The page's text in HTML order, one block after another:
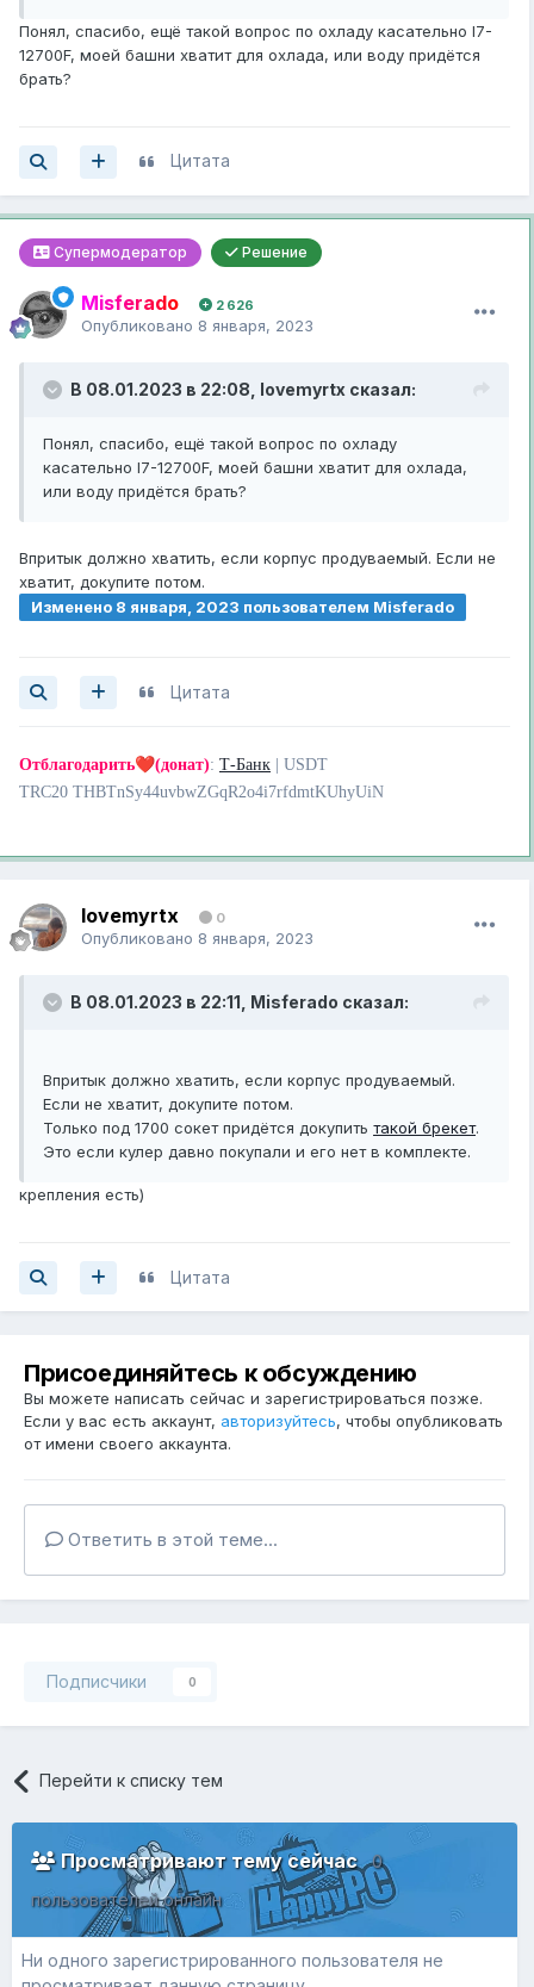
Понял, спасибо, ещё такой вопрос по охладу касательно I7-
12700F, моей башни хватит для охлада, или воду придётся
брать?
Цитата
Супермодератор Решение
Misferado 2 626
Опубликовано 8 января, 2023
В 08.01.2023 в 22:08, lovemyrtx сказал:
Понял, спасибо, ещё такой вопрос по охладу
касательно I7-12700F, моей башни хватит для охлада,
или воду придётся брать?
Впритык должно хватить, если корпус продуваемый. Если не
хватит, докупите потом.
Изменено 8 января, 2023 пользователем Misferado
Цитата
Отблагодарить❤️(донат): Т-Банк | USDT
TRC20 THBTnSy44uvbwZGqR2o4i7rfdmtKUhyUiN
lovemyrtx 0
Опубликовано 8 января, 2023
В 08.01.2023 в 22:11, Misferado сказал:
Впритык должно хватить, если корпус продуваемый.
Если не хватит, докупите потом.
Только под 1700 сокет придётся докупить такой брекет.
Это если кулер давно покупали и его нет в комплекте.
крепления есть)
Цитата
Присоединяйтесь к обсуждению
Вы можете написать сейчас и зарегистрироваться позже.
Если у вас есть аккаунт, авторизуйтесь, чтобы опубликовать
от имени своего аккаунта.
Ответить в этой теме...
Подписчики 0
Перейти к списку тем
Просматривают тему сейчас0
пользователей онлайн
Ни одного зарегистрированного пользователя не